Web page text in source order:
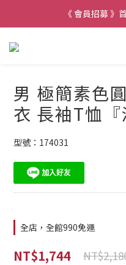
《 會員招募 》
男 極簡素色
衣 長袖T恤『
型號：174031
全店，全館990免運
NT$1,744